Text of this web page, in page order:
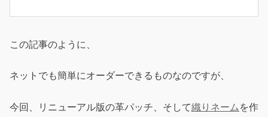
この記事のように、
ネットでも簡単にオーダーできるものなのですが、
今回、リニューアル版の革パッチ、そして織りネーム を作